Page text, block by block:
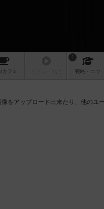
/カフェ
1
戦略 ・コツ
像をアップロード出来たり、他のユ